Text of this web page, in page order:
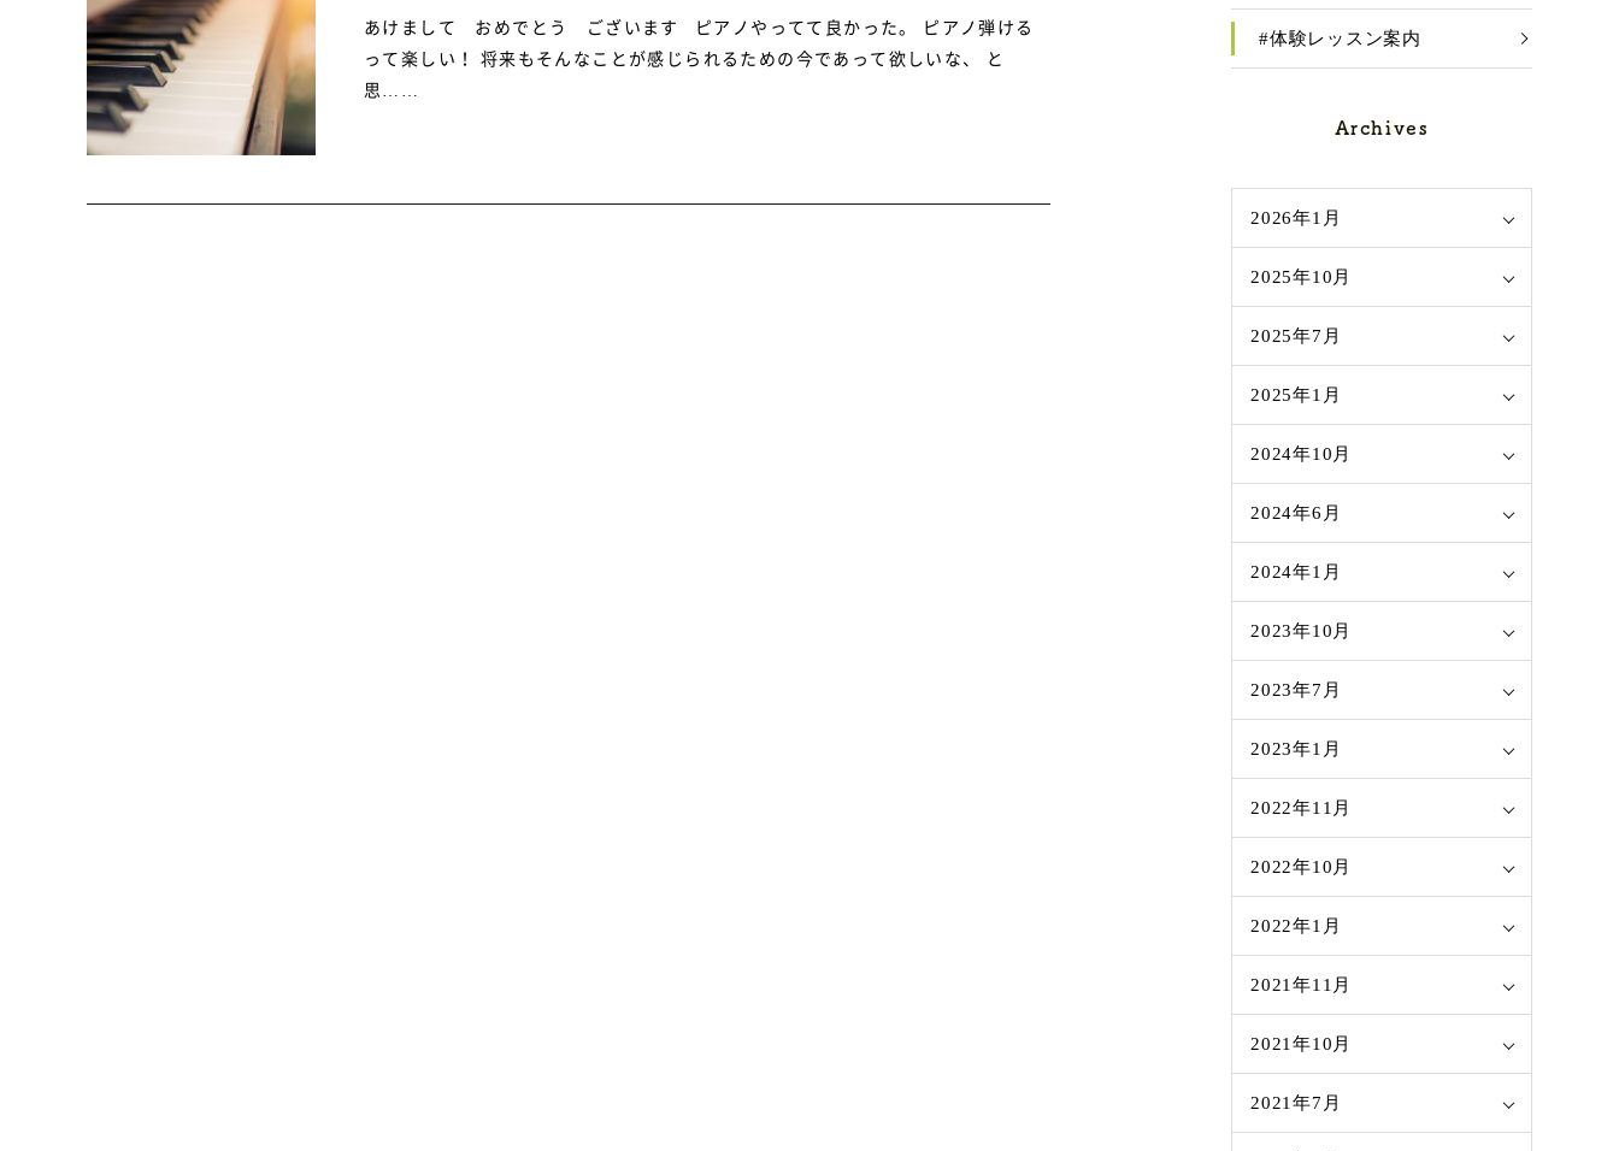
あけまして おめでとう ございます ピアノやってて良かった。 ピアノ弾ける
って楽しい！ 将来もそんなことが感じられるための今であって欲しいな、 と
思……
#体験レッスン案内
Archives
2026年1月
2025年10月
2025年7月
2025年1月
2024年10月
2024年6月
2024年1月
2023年10月
2023年7月
2023年1月
2022年11月
2022年10月
2022年1月
2021年11月
2021年10月
2021年7月